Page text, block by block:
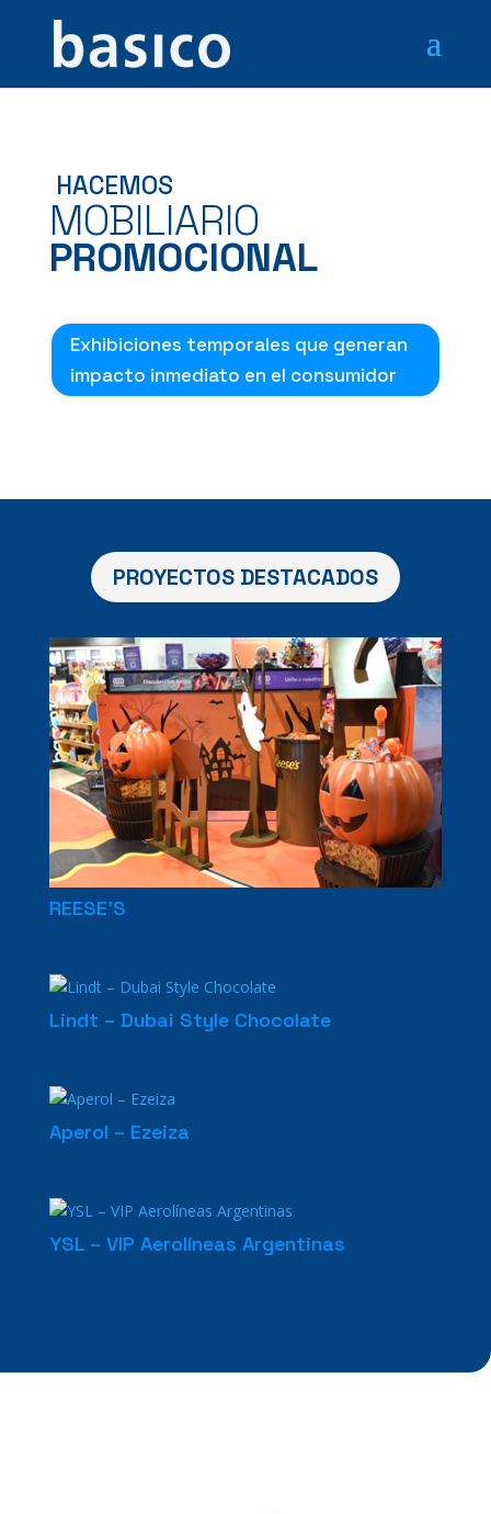
HACEMOS
MOBILIARIO
PROMOCIONAL
Exhibiciones temporales que generan
impacto inmediato en el consumidor
PROYECTOS DESTACADOS
REESE’S
Lindt – Dubai Style Chocolate
Aperol – Ezeiza
YSL – VIP Aerolíneas Argentinas